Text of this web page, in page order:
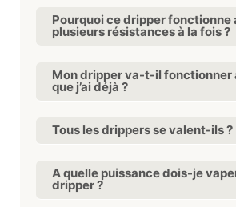
Pourquoi ce dripper fonctionne
plusieurs résistances à la fois ?
Mon dripper va-t-il fonctionner
que j’ai déjà ?
Tous les drippers se valent-ils ?
A quelle puissance dois-je
dripper ?